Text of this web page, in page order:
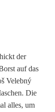
der
auf das
Velebný
Die
alles, um